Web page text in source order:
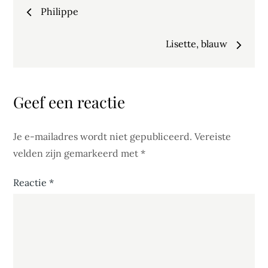
Philippe
Lisette, blauw
Geef een reactie
Je e-mailadres wordt niet gepubliceerd. Vereiste
velden zijn gemarkeerd met*
Reactie*